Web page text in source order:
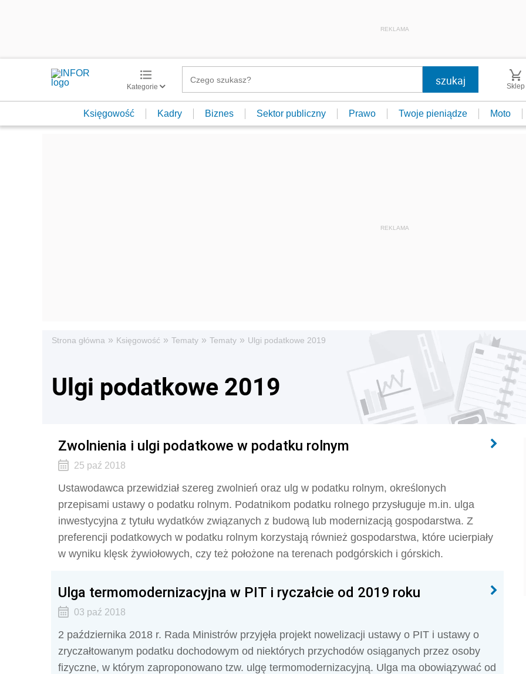
REKLAMA
Kategorie Sklep
Księgowość Kadry Biznes Sektor publiczny Prawo Twoje pieniądze Moto
Strona główna » Księgowość » Tematy » Tematy » Ulgi podatkowe 2019
Ulgi podatkowe 2019
Zwolnienia i ulgi podatkowe w podatku rolnym
25 paź 2018
Ustawodawca przewidział szereg zwolnień oraz ulg w podatku rolnym, określonych
przepisami ustawy o podatku rolnym. Podatnikom podatku rolnego przysługuje m.in. ulga
inwestycyjna z tytułu wydatków związanych z budową lub modernizacją gospodarstwa. Z
preferencji podatkowych w podatku rolnym korzystają również gospodarstwa, które ucierpiały
w wyniku klęsk żywiołowych, czy też położone na terenach podgórskich i górskich.
Ulga termomodernizacyjna w PIT i ryczałcie od 2019 roku
03 paź 2018
2 października 2018 r. Rada Ministrów przyjęła projekt nowelizacji ustawy o PIT i ustawy o
zryczałtowanym podatku dochodowym od niektórych przychodów osiąganych przez osoby
fizyczne, w którym zaproponowano tzw. ulgę termomodernizacyjną. Ulga ma obowiązywać od